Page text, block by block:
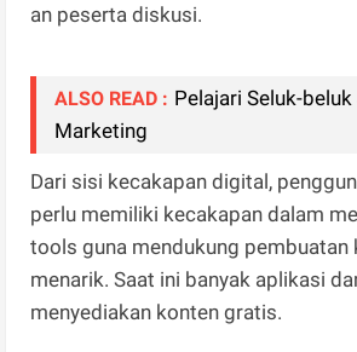
an peserta diskusi.
ALSO READ : Pelajari Seluk-
Marketing
Dari sisi kecakapan digital,
perlu memiliki kecakapan dalam
tools guna mendukung pembuatan
menarik. Saat ini banyak aplikasi
menyediakan konten gratis.